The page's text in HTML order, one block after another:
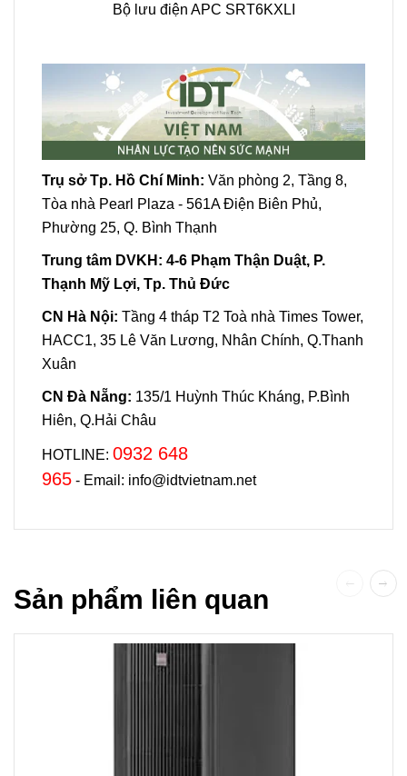
Bộ lưu điện APC SRT6KXLI
Trụ sở Tp. Hồ Chí Minh: Văn phòng 2, Tầng 8,
Tòa nhà Pearl Plaza - 561A Điện Biên Phủ,
Phường 25, Q. Bình Thạnh
Trung tâm DVKH: 4-6 Phạm Thận Duật, P.
Thạnh Mỹ Lợi, Tp. Thủ Đức
CN Hà Nội: Tầng 4 tháp T2 Toà nhà Times Tower,
HACC1, 35 Lê Văn Lương, Nhân Chính, Q.Thanh
Xuân
CN Đà Nẵng: 135/1 Huỳnh Thúc Kháng, P.Bình
Hiên, Q.Hải Châu
HOTLINE: 0932 648
965 - Email: info@idtvietnam.net
Sản phẩm liên quan